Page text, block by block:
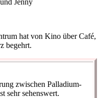
hat von Kino über Café,
begehrt.
zwischen Palladium-
sehr sehenswert.